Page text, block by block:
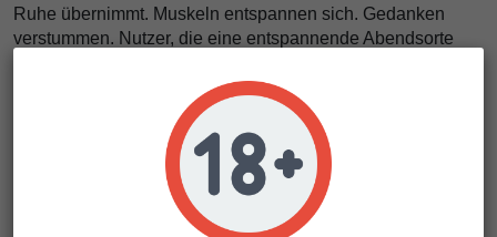
Ruhe übernimmt. Muskeln entspannen sich. Gedanken
verstummen. Nutzer, die eine entspannende Abendsorte
langsame, beruhigende mentale
Kein übertriebener Hype. Eine Sorte mitsüßem
Geschmack, klebrigem Harz und einem tiefen Gefühl
. Deshalb behalten Bubblegum Samen
ihren Platz in anspruchsvollen Grows.